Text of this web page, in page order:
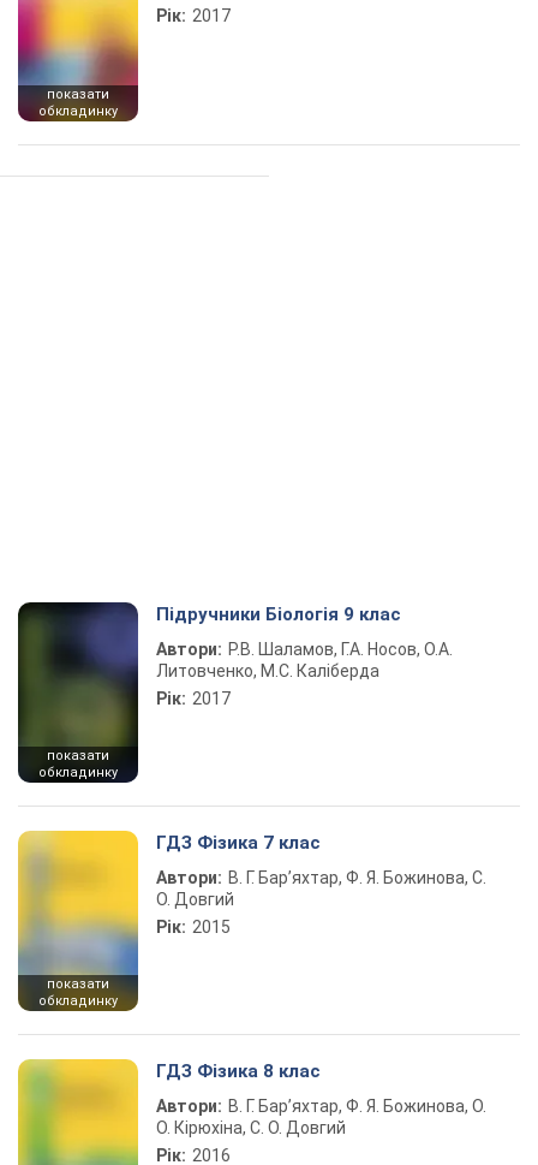
показати
обкладинку
Рік: 2017
показати
обкладинку
Підручники Біологія 9 клас
Автори: Р.В. Шаламов, Г.А. Носов, О.А.
Литовченко, М.С. Каліберда
Рік: 2017
показати
обкладинку
ГДЗ Фізика 7 клас
Автори: В. Г. Бар’яхтар, Ф. Я. Божинова, С.
О. Довгий
Рік: 2015
ГДЗ Фізика 8 клас
Автори: В. Г. Бар’яхтар, Ф. Я. Божинова, О.
О. Кірюхіна, С. О. Довгий
Рік: 2016